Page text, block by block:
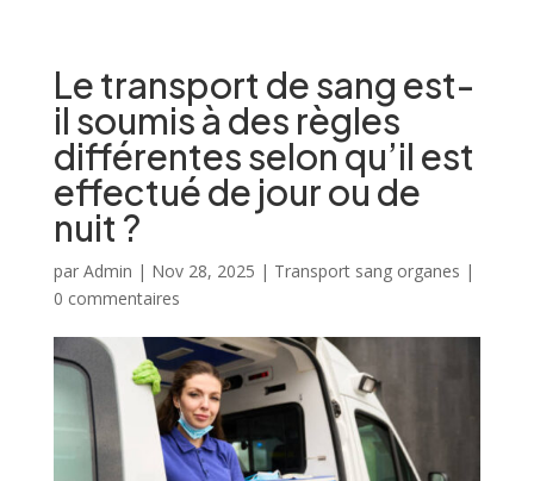
Le transport de sang est-
il soumis à des règles
différentes selon qu’il est
effectué de jour ou de
nuit ?
par Admin | Nov 28, 2025 | Transport sang organes |
0 commentaires